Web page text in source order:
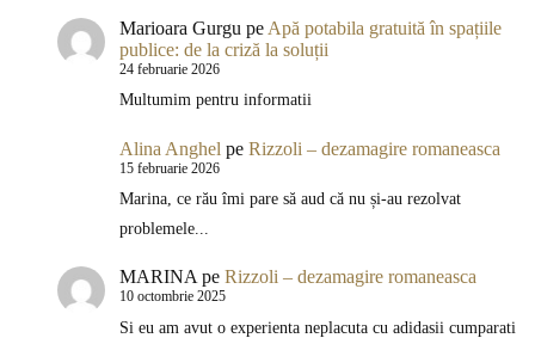
Marioara Gurgu pe Apă potabila gratuită în spațiile
publice: de la criză la soluții
24 februarie 2026
Multumim pentru informatii
Alina Anghel pe Rizzoli – dezamagire romaneasca
15 februarie 2026
Marina, ce rău îmi pare să aud că nu și-au rezolvat
problemele...
MARINApe Rizzoli – dezamagire romaneasca
10 octombrie 2025
Si eu am avut o experienta neplacuta cu adidasii cumparati